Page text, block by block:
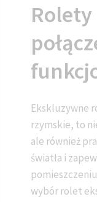
Ekskluzywne
rzymskie, to
ale również
światła i
wybór rolet